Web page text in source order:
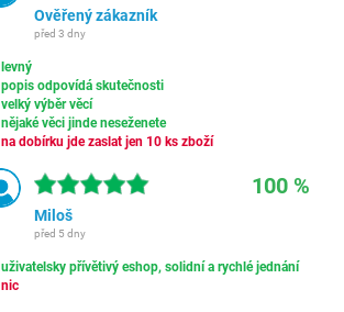
Ověřený zákazník
před 3 dny
levný
popis odpovídá skutečnosti
velký výběr věcí
nějaké věci jinde neseženete
na dobírku jde zaslat jen 10 ks zboží
100 %
Miloš
před 5 dny
uživatelsky přívětivý eshop, solidní a rychlé jednání
nic